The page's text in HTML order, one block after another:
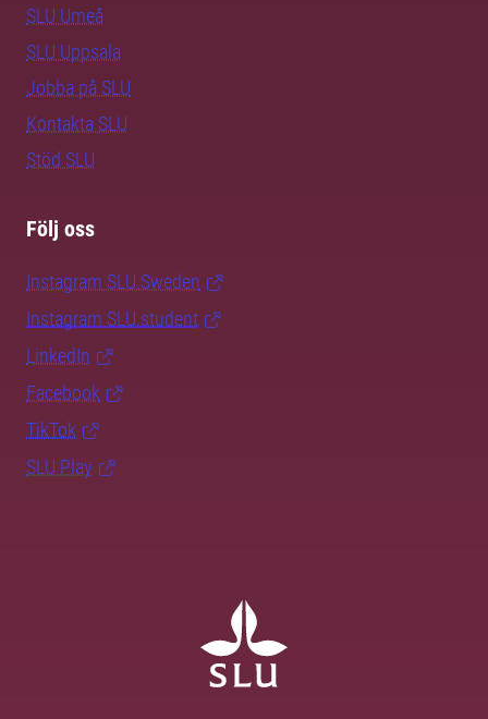
SLU Umeå
SLU Uppsala
Jobba på SLU
Kontakta SLU
Stöd SLU
Följ oss
Instagram SLU.Sweden
Instagram SLU.student
LinkedIn
Facebook
TikTok
SLU Play